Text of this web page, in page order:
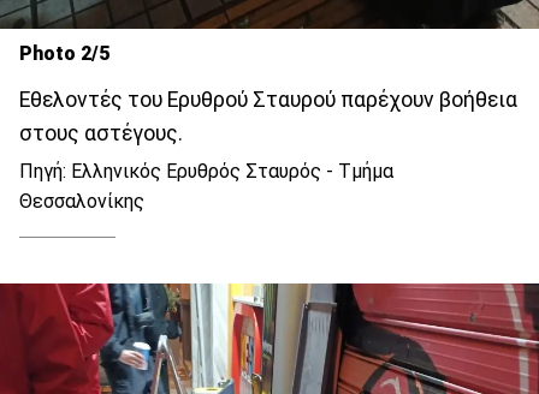
Photo 2/5
Εθελοντές του Ερυθρού Σταυρού παρέχουν βοήθεια
στους αστέγους.
Πηγή: Ελληνικός Ερυθρός Σταυρός - Τμήμα
Θεσσαλονίκης